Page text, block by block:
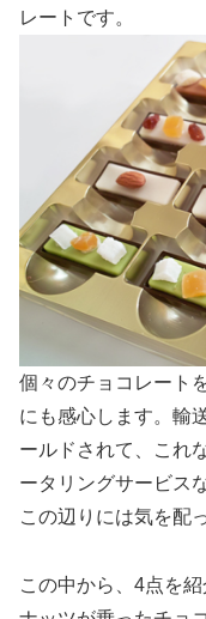
レートです。
個々のチョコレート
にも感心します。輸
ールドされて、これ
ータリングサービス
この辺りには気を配
この中から、4点を紹